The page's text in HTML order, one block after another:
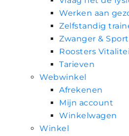
Werken aan
Zelfstandig
Zwanger &
Roosters
Tarieven
Webwinkel
Afrekenen
Mijn account
Winkelwagen
Winkel